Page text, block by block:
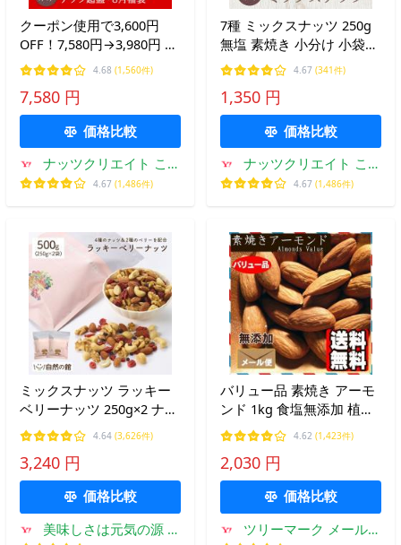
クーポン使用で3,600円
OFF！7,580円→3,980円 こ
のみみ8月 福袋 全７品＋
おまけ ミックスナッツ ナ
ッツ 小分け お中元 贈り物
ギフト プレゼント 詰め合
4.68 (1,560件)
7,580 円
価格比較
ナッツクリエイト この
みみ
4.67 (1,486件)
7種 ミックスナッツ 250g
無塩 素焼き 小分け 小袋
個包装 ピーカンナッツ ア
ーモンド ピスタチオ カシ
ュー マカダミア クルミ
4.67 (341件)
1,350 円
価格比較
ナッツクリエイト この
みみ
4.67 (1,486件)
ミックスナッツ ラッキー
ベリーナッツ 250g×2 ナッ
ツ くるみ カシューナ アー
モンド クランベリー 爆買
4.64 (3,626件)
3,240 円
価格比較
美味しさは元気の源 自
バリュー品 素焼き アーモ
ンド 1kg 食塩無添加 植物
油不使用 ナッツ おやつ お
つまみ
4.62 (1,423件)
2,030 円
価格比較
ツリーマーク メール便